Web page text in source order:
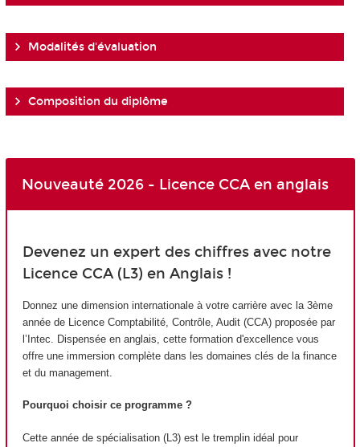
Modalités d'évaluation
Composition du diplôme
Nouveauté 2026 - Licence CCA en anglais
Devenez un expert des chiffres avec notre
Licence CCA (L3) en Anglais !
Donnez une dimension internationale à votre carrière avec la 3ème
année de Licence Comptabilité, Contrôle, Audit (CCA) proposée par
l’Intec. Dispensée en anglais, cette formation d'excellence vous
offre une immersion complète dans les domaines clés de la finance
et du management.
Pourquoi choisir ce programme ?
Cette année de spécialisation (L3) est le tremplin idéal pour